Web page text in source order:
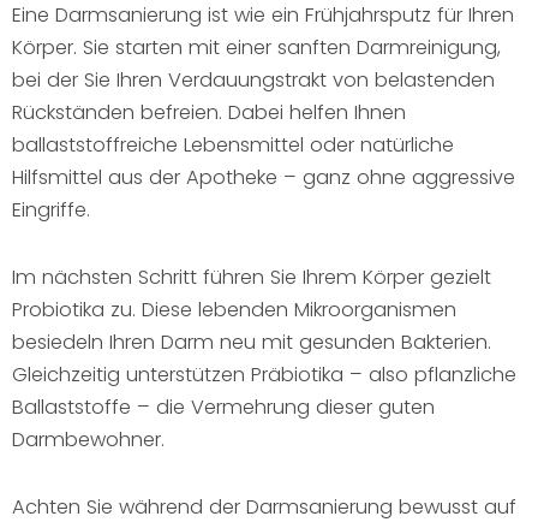
Eine Darmsanierung ist wie ein Frühjahrsputz für Ihren
Körper. Sie starten mit einer sanften Darmreinigung,
bei der Sie Ihren Verdauungstrakt von belastenden
Rückständen befreien. Dabei helfen Ihnen
ballaststoffreiche Lebensmittel oder natürliche
Hilfsmittel aus der Apotheke – ganz ohne aggressive
Eingriffe.
Im nächsten Schritt führen Sie Ihrem Körper gezielt
Probiotika zu. Diese lebenden Mikroorganismen
besiedeln Ihren Darm neu mit gesunden Bakterien.
Gleichzeitig unterstützen Präbiotika – also pflanzliche
Ballaststoffe – die Vermehrung dieser guten
Darmbewohner.
Achten Sie während der Darmsanierung bewusst auf